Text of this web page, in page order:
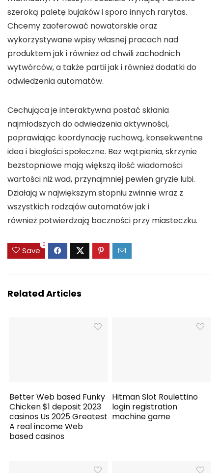
szeroką paletę bujaków i sporo innych rarytas.
Chcemy zaoferować nowatorskie oraz
wykorzystywane wpisy własnej pracach nad
produktem jak i również od chwili zachodnich
wytwórców, a także partii jak i również dodatki do
odwiedzenia automatów.
Cechująca je interaktywna postać skłania
najmłodszych do odwiedzenia aktywności,
poprawiając koordynację ruchową, konsekwentne
idea i biegłości społeczne. Bez wątpienia, skrzynie
bezstopniowe mają większą ilość wiadomości
wartości niż wad, przynajmniej pewien gryzie lubi.
Działają w największym stopniu zwinnie wraz z
wszystkich rodzajów automatów jak i
również potwierdzają baczności przy miasteczku.
Save
0
Related Articles
Better Web based Funky
Chicken $1 deposit 2023
casinos Us 2025 Greatest
A real income Web
based casinos
Hitman Slot Roulettino
login registration
machine game